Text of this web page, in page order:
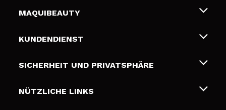
MAQUIBEAUTY
Über uns
Geschenkkarten
KUNDENDIENST
Liefer- und Versandkosten
Zahlung
SICHERHEIT UND PRIVATSPHÄRE
Bedingungen und Datenschutz
NÜTZLICHE LINKS